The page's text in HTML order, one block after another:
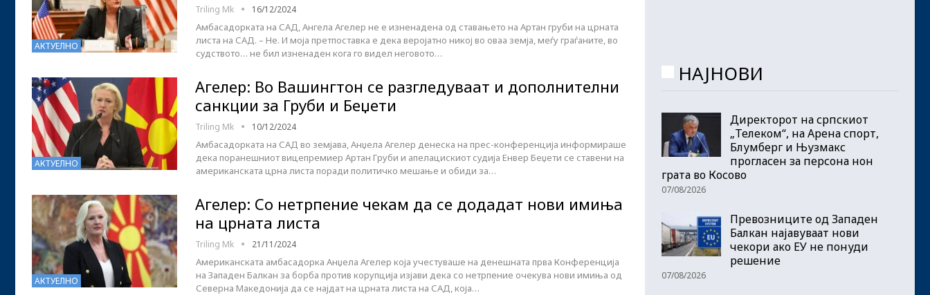
АКТУЕЛНО
Triling Mk 16/12/2024
Амбасадорката на САД, Ангела Агелер не е изненадена од ставањето на Артан груби на црната
листа на САД. – Не. И моја претпоставка е дека веројатно никој во оваа земја, меѓу граѓаните, во
судството… не бил изненаден кога го видел неговото…
АКТУЕЛНО
Агелер: Во Вашингтон се разгледуваат и дополнителни
санкции за Груби и Беџети
Triling Mk 10/12/2024
Амбасадорката на САД во земјава, Анџела Агелер денеска на прес-конференција информираше
дека поранешниот вицепремиер Артан Груби и апелацискиот судија Енвер Беџети се ставени на
американската црна листа поради политичко мешање и обиди за…
АКТУЕЛНО
Агелер: Со нетрпение чекам да се додадат нови имиња
на црната листа
Triling Mk 21/11/2024
Американската амбасадорка Анџела Агелер која учестуваше на денешната прва Конференција
на Западен Балкан за борба против корупција изјави дека со нетрпение очекува нови имиња од
Северна Македонија да се најдат на црната листа на САД, која…
НАЈНОВИ
Директорот на српскиот
„Телеком“, на Арена спорт,
Блумберг и Њузмакс
прогласен за персона нон
грата во Косово
07/08/2026
Превозниците од Западен
Балкан најавуваат нови
чекори ако ЕУ не понуди
решение
07/08/2026